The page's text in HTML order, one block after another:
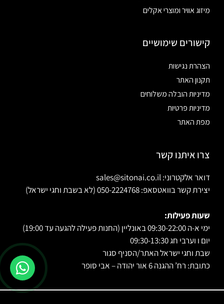
מיזוג אוויר ומוצרי אקלים
קישורים שימושיים
הצהרת נגישות
תקנון האתר
מדיניות הובלה משלוחים
מדיניות פרטיות
מפת האתר
צרו איתנו קשר
דואר אלקטרוני: sales@sitonai.co.il
יצירת קשר בוואטסאפ: 050-2224768 (לא בשבת וחגי ישראל)
שעות פעילות:
ימי א-ה 09:30-22:00 באונליין (החנות פעילה להגעה עד 19:00)
יום ו וערבי חג 09:30-13:30
שבת וחגי ישראל האתר/הסניף סגור
כתובת: רח’ ההגנה 6 אור יהודה – אבי סופר